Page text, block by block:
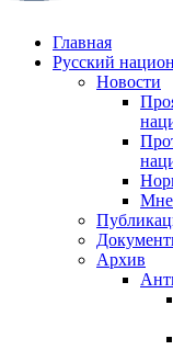
Главная
Русский
Новости
Архив